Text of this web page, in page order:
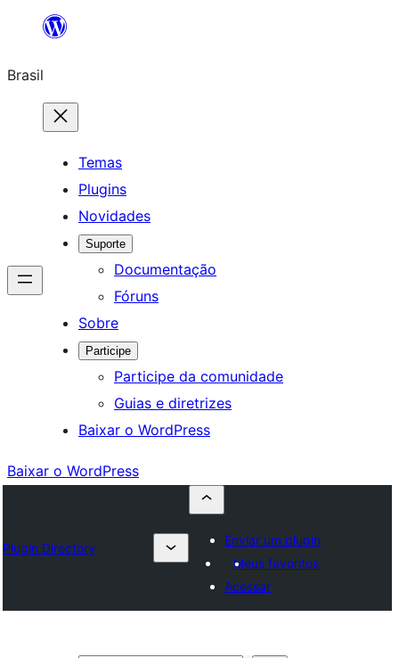
o
conteúdo
Brasil
Temas
Plugins
Novidades
Suporte
Documentação
Fóruns
Sobre
Participe
Participe da comunidade
Guias e diretrizes
Baixar o WordPress
Baixar o WordPress
Plugin Directory
Enviar um plugin
Meus favoritos
Acessar